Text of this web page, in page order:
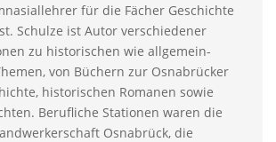
für die Fächer Geschichte
Schulze ist Autor verschiedener
zu historischen wie allgemein-
von Büchern zur Osnabrücker
historischen Romanen sowie
Berufliche Stationen waren die
Osnabrück, die